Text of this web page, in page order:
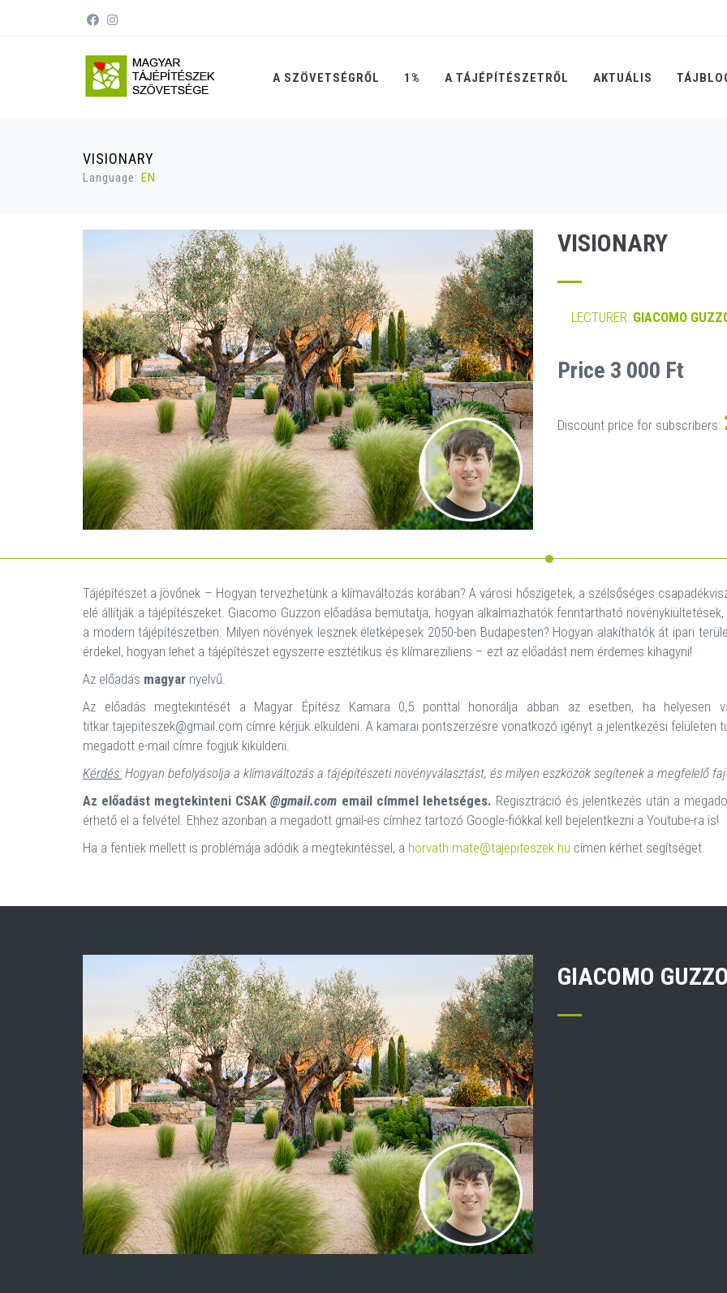
A SZÖVETSÉGRŐL 1% A TÁJÉPÍTÉSZETRŐL AKTUÁLIS
VISIONARY
Language: EN
VISIONARY
LECTURER: GIACOMO
Price 3 000 Ft
Discount price for subscribers:
Tájépítészet a jövőnek – Hogyan tervezhetünk a klímaváltozás korában? A városi hőszigetek, a szélsőséges
elé állítják a tájépítészeket. Giacomo Guzzon előadása bemutatja, hogyan alkalmazhatók fenntartható
a modern tájépítészetben. Milyen növények lesznek életképesek 2050-ben Budapesten? Hogyan alakíthatók át ipari
érdekel, hogyan lehet a tájépítészet egyszerre esztétikus és klímareziliens – ezt az előadást nem érdemes kihagyni!
Az előadás magyar nyelvű.
Az előadás megtekintését a Magyar Építész Kamara 0,5 ponttal honorálja abban az esetben, ha
titkar.tajepiteszek@gmail.com címre kérjük elküldeni. A kamarai pontszerzésre vonatkozó igényt a jelentkezési
megadott e-mail címre fogjuk kiküldeni.
Kérdés: Hogyan befolyásolja a klímaváltozás a tájépítészeti növényválasztást, és milyen eszközök segítenek a megfelelő
Az előadást megtekinteni CSAK@gmail.com email címmel lehetséges. Regisztráció és jelentkezés után a
érhető el a felvétel. Ehhez azonban a megadott gmail-es címhez tartozó Google-fiókkal kell bejelentkezni a Youtube-ra is!
Ha a fentiek mellett is problémája adódik a megtekintéssel, a horvath.mate@tajepiteszek.hu címen kérhet segítséget.
GIACOMO